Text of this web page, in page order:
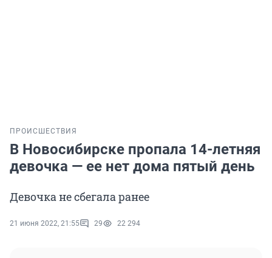
ПРОИСШЕСТВИЯ
В Новосибирске пропала 14-летняя
девочка — ее нет дома пятый день
Девочка не сбегала ранее
21 июня 2022, 21:55 29 22 294